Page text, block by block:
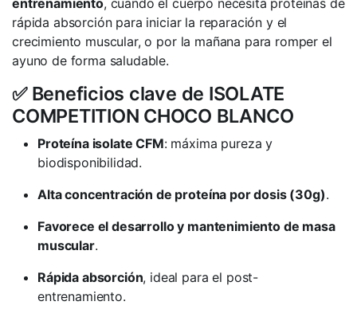
entrenamiento, cuando el cuerpo necesita proteínas de
rápida absorción para iniciar la reparación y el
crecimiento muscular, o por la mañana para romper el
ayuno de forma saludable.
✅ Beneficios clave de ISOLATE
COMPETITION CHOCO BLANCO
Proteína isolate CFM: máxima pureza y
biodisponibilidad.
Alta concentración de proteína por dosis (30g).
Favorece el desarrollo y mantenimiento de masa
muscular.
Rápida absorción, ideal para el post-
entrenamiento.